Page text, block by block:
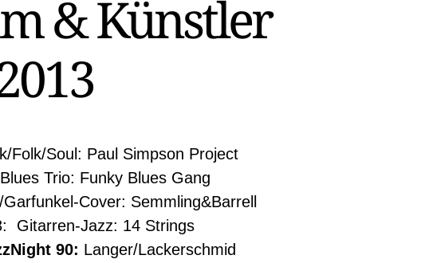
& Künstler
Soul: Paul Simpson Project
Trio: Funky Blues Gang
Cover: Semmling&Barrell
Gitarren-Jazz: 14 Strings
90: Langer/Lackerschmid